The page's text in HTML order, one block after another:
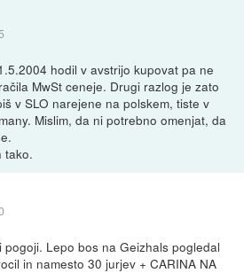
hodil v avstrijo kupovat pa ne
MwSt ceneje. Drugi razlog je zato
v SLO narejene na polskem, tiste v
Mislim, da ni potrebno omenjat, da
tako.
Lepo bos na Geizhals pogledal
in namesto 30 jurjev + CARINA NA